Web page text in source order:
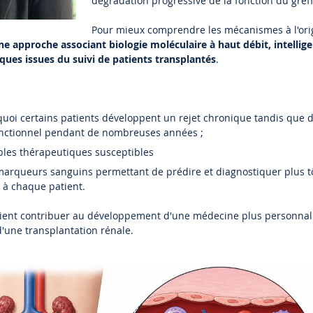
Pour mieux comprendre les mécanismes à
approche associant biologie moléculaire à haut débit,
issues du suivi de patients transplantés.
certains patients développent un rejet chronique tandis que
pendant de nombreuses années ;
thérapeutiques susceptibles
sanguins permettant de prédire et diagnostiquer plus
chaque patient.
contribuer au développement d'une médecine plus
transplantation rénale.